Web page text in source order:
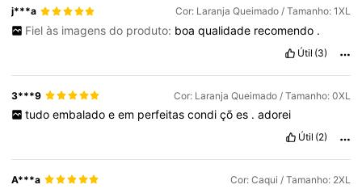
j***a Cor: Laranja Queimado / Tamanho: 1XL
Fiel às imagens do produto: boa qualidade recomendo .
Útil (3)
3***9 Cor: Laranja Queimado / Tamanho: 0XL
tudo embalado e em perfeitas condi çõ es . adorei
Útil (2)
A***a Cor: Caqui / Tamanho: 2XL